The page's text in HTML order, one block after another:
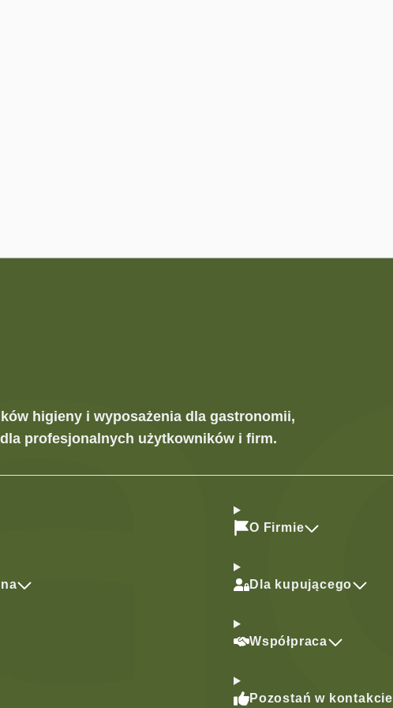
higieny i wyposażenia dla gastronomii,
profesjonalnych użytkowników i firm.
O Firmie
Dla kupującego
Współpraca
Pozostań w kontakcie